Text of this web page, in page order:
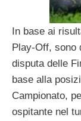
In base ai
Play-Off, sono
disputa delle
base alla
Campionato,
ospitante nel